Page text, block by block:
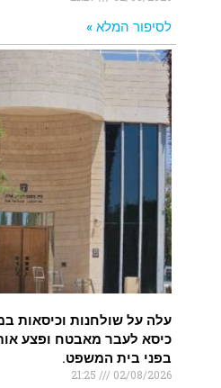
לסיפור המלא »
עלה על שולחנות וכיסאות
כיסא לעבר מאבטח ופצע
בפני בית המשפט.
02/08/2026